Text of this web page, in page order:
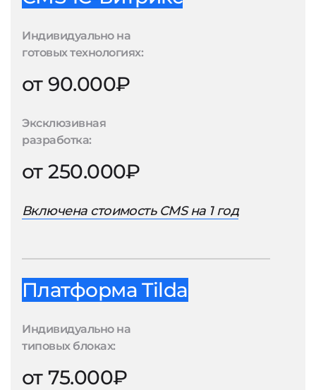
Индивидуально на
готовых технологиях:
от 90.000₽
Эксклюзивная
разработка:
от 250.000₽
Включена стоимость CMS на 1 год
Платформа Tilda
Индивидуально на
типовых блоках:
от 75.000₽